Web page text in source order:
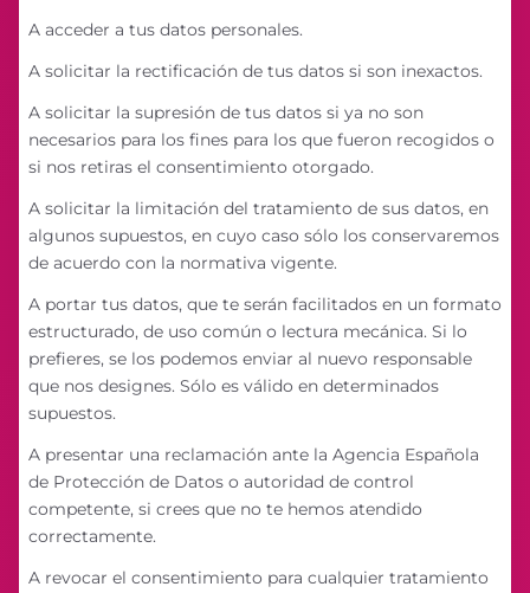
A acceder a tus datos personales.
A solicitar la rectificación de tus datos si son inexactos.
A solicitar la supresión de tus datos si ya no son
necesarios para los fines para los que fueron recogidos o
si nos retiras el consentimiento otorgado.
A solicitar la limitación del tratamiento de sus datos, en
algunos supuestos, en cuyo caso sólo los conservaremos
de acuerdo con la normativa vigente.
A portar tus datos, que te serán facilitados en un formato
estructurado, de uso común o lectura mecánica. Si lo
prefieres, se los podemos enviar al nuevo responsable
que nos designes. Sólo es válido en determinados
supuestos.
A presentar una reclamación ante la Agencia Española
de Protección de Datos o autoridad de control
competente, si crees que no te hemos atendido
correctamente.
A revocar el consentimiento para cualquier tratamiento